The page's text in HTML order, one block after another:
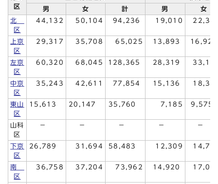
区
男
女 計 男
女
北
区
44,132 50,104 94,236 19,010
上京
区
29,317 35,708 65,025 13,893
左京
区
60,320 68,045 128,365 28,319
中京
区
35,243 42,611 77,854 15,136
東山
区
15,613 20,147 35,760 7,185
山科
区
－ － － － －
下京
区
26,789 31,694 58,483 12,309
南
区
36,758 37,204 73,962 14,920